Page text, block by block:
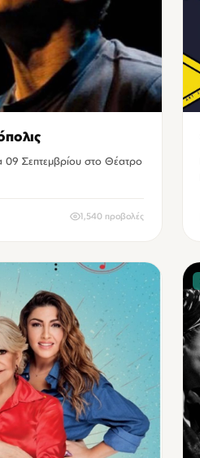
09 Σεπτεμβρίου στο Θέατρο
1,540 προβολές